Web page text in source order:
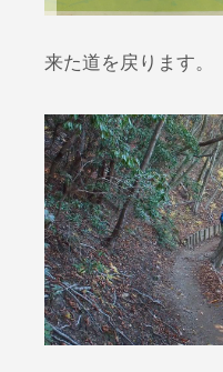
来た道を戻ります。